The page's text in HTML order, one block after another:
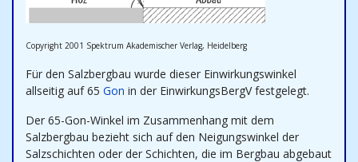
Copyright 2001 Spektrum Akademischer Verlag, Heidelberg
Für den Salzbergbau wurde dieser Einwirkungswinkel
allseitig auf 65 Gon in der EinwirkungsBergV festgelegt.
Der 65-Gon-Winkel im Zusammenhang mit dem
Salzbergbau bezieht sich auf den Neigungswinkel der
Salzschichten oder der Schichten, die im Bergbau abgebaut